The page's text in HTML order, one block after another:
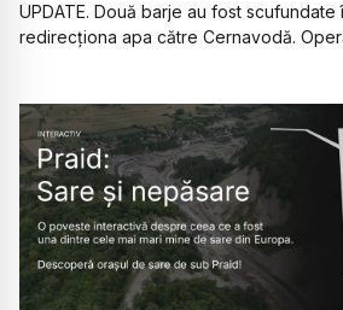
UPDATE. Două barje au fost scufundate
redirecționa apa către Cernavodă.